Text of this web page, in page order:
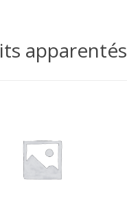
apparentés